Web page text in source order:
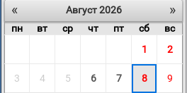
«
»
Август 2026
пн
вт ср чт пт сб
вс
1
2
3 4 5 6 7 8 9